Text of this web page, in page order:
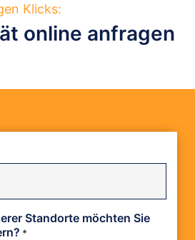
Klicks:
online anfragen
Standorte möchten Sie
*